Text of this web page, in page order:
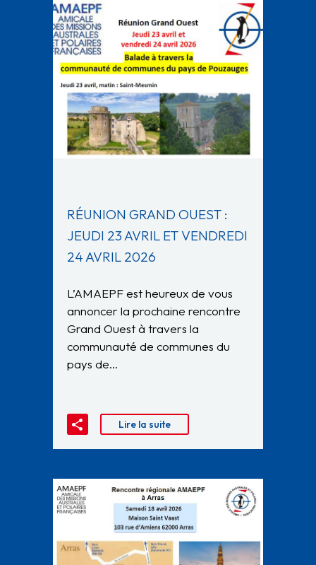
RÉUNION GRAND OUEST :
JEUDI 23 AVRIL ET VENDREDI
24 AVRIL 2026
L’AMAEPF est heureux de vous
annoncer la prochaine rencontre
Grand Ouest à travers la
communauté de communes du
pays de…
Lire la suite